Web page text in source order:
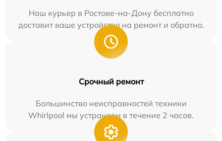
Наш курьер в Ростове-на-Дону бесплатно
доставит ваше устройство на ремонт и обратно.
Срочный ремонт
Большинство неисправностей техники
Whirlpool мы устраняем в течение 2 часов.